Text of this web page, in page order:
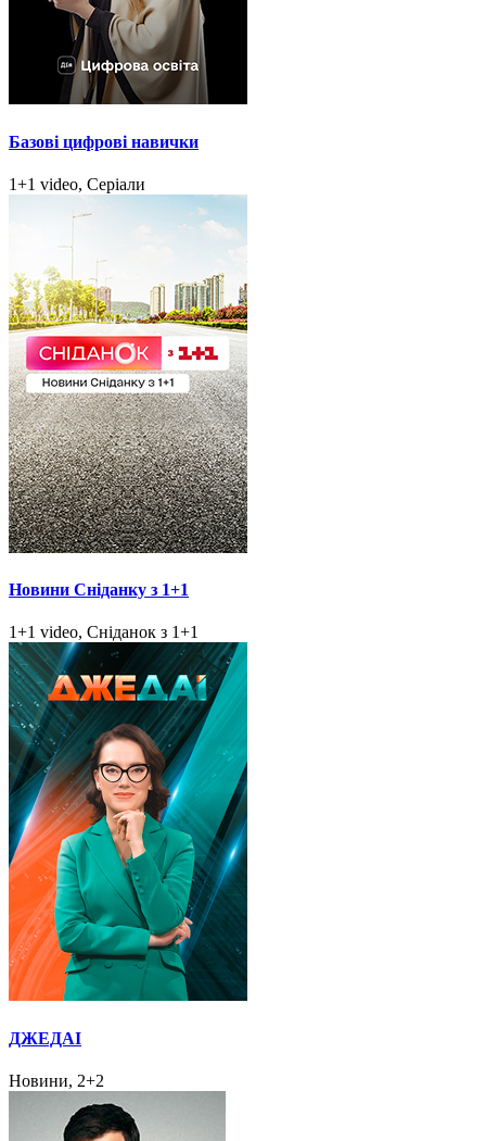
Базові цифрові навички
1+1 video, Серіали
Новини Сніданку з 1+1
1+1 video, Сніданок з 1+1
ДЖЕДАІ
Новини, 2+2